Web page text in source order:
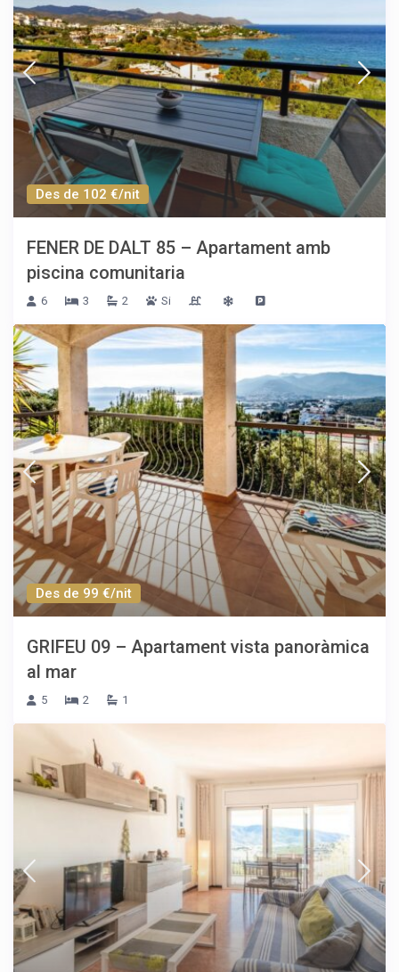
Des de 102 €/nit
FENER DE DALT 85 – Apartament amb
piscina comunitaria
6 3 2 Si
Des de 99 €/nit
GRIFEU 09 – Apartament vista panoràmica
al mar
5 2 1